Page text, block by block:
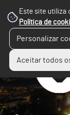
Este site utiliza
Política de
Personalizar
Aceitar todos